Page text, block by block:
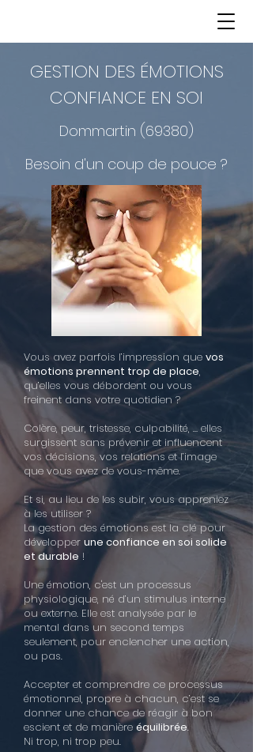
GESTION DES ÉMOTIONS
CONFIANCE EN SOI
Dommartin (69380)
Besoin d'un coup de pouce ?
Vous avez parfois l’impression que vos
émotions prennent trop de place,
qu’elles vous débordent ou vous
freinent dans votre quotidien ?
Colère, peur, tristesse, culpabilité, … elles
surgissent sans prévenir et influencent
vos décisions, vos relations et l’image
que vous avez de vous-même.
Et si, au lieu de les subir, vous appreniez
à les utiliser ?
La gestion des émotions est la clé pour
développer une confiance en soi solide
et durable !
Une émotion, c'est un processus
physiologique, né d’un stimulus interne
ou externe. Elle est analysée par le
mental dans un second temps
seulement, pour enclencher une action,
ou pas.
Accepter et comprendre ce processus
émotionnel, propre à chacun, c’est se
donner une chance de réagir à bon
escient et de manière équilibrée.
Ni trop, ni trop peu.